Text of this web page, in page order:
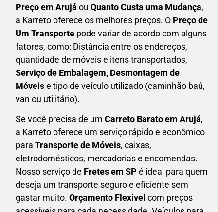
Preço em Arujá ou Quanto Custa uma Mudança,
a Karreto oferece os melhores preços. O Preço de
Um Transporte pode variar de acordo com alguns
fatores, como: Distância entre os endereços,
quantidade de móveis e itens transportados,
Serviço de Embalagem, Desmontagem de
Móveise tipo de veículo utilizado (caminhão baú,
van ou utilitário).
Se você precisa de um Carreto Barato em Arujá,
a Karreto oferece um serviço rápido e econômico
para Transporte de Móveis, caixas,
eletrodomésticos, mercadorias e encomendas.
Nosso serviço de Fretes em SP é ideal para quem
deseja um transporte seguro e eficiente sem
gastar muito. Orçamento Flexível com preços